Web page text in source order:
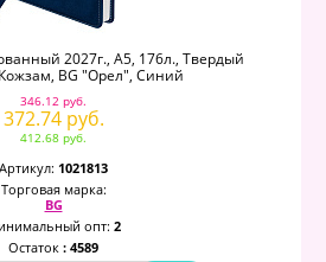
2027г., А5, 176л., Твердый
BG "Орел", Синий
346.12 руб.
372.74 руб.
412.68 руб.
Артикул: 1021813
Торговая марка:
BG
опт: 2
Остаток : 4589